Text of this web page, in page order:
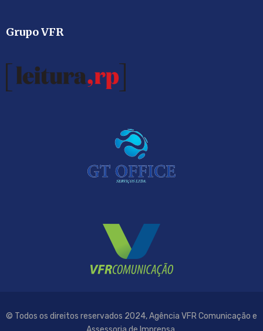
Grupo VFR
© Todos os direitos reservados 2024, Agência VFR Comunicação e